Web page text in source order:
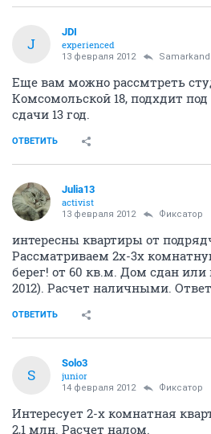
J
JDI
experienced
13 февраля 2012 Samarkand
Еще вам можно рассмтреть
Комсомольской 18, подхдит
сдачи 13 год.
ОТВЕТИТЬ
Julia13
activist
13 февраля 2012 Фиксатоp
интересны квартиры от
Рассматриваем 2х-3х
берег! от 60 кв.м. Дом сдан
2012). Расчет наличными.
ОТВЕТИТЬ
S
Solo3
junior
14 февраля 2012 Фиксатоp
Интересует 2-х комнатная
2,1 млн. Расчет налом.